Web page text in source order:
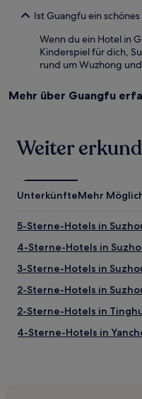
Ist Guangfu ein schönes
Wenn du ein Hotel in
Kinderspiel für dich,
rund um Wuzhong
Mehr über Guangfu
Weiter
UnterkünfteMehr
5-Sterne-Hotels in
4-Sterne-Hotels in
3-Sterne-Hotels in
2-Sterne-Hotels in
2-Sterne-Hotels in
4-Sterne-Hotels in